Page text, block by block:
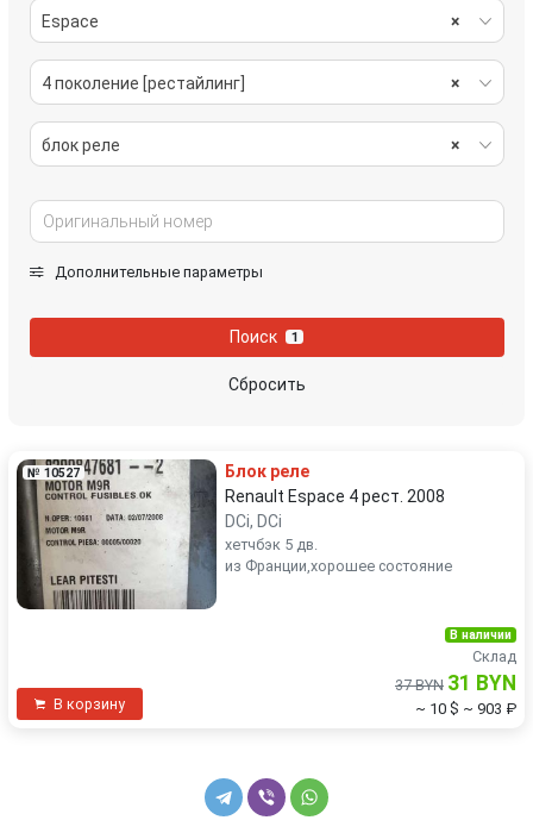
×
Espace
×
4 поколение [рестайлинг]
×
блок реле
Дополнительные параметры
Поиск 1
Сбросить
№ 10527
Блок реле
Renault Espace 4 рест. 2008
DCi, DCi
хетчбэк 5 дв.
из Франции,хорошее состояние
В корзину
В наличии
Склад
37 BYN 31 BYN
~ 10 $ ~ 903 ₽